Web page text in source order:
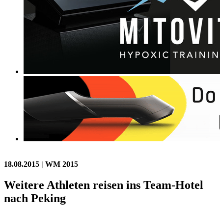
18.08.2015 | WM 2015
Weitere Athleten reisen ins Team-Hotel
nach Peking